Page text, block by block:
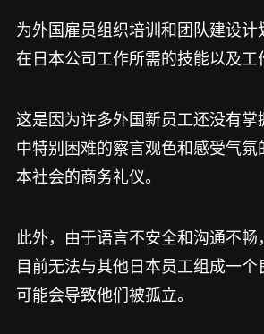
为外国雇员组织培训和团队建设
在日本公司工作所需的技能以及工
这是因为许多外国新员工还没有
中特别困难的察言观色和感受气氛
本社会的商务礼仪。
此外，由于语言不安全和沟通不
目前无法与其他日本员工组成一
可能会导致他们被孤立。